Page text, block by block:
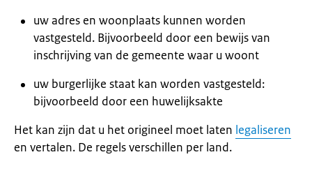
uw adres en woonplaats kunnen worden
vastgesteld. Bijvoorbeeld door een bewijs van
inschrijving van de gemeente waar u woont
uw burgerlijke staat kan worden vastgesteld:
bijvoorbeeld door een huwelijksakte
Het kan zijn dat u het origineel moet laten legaliseren
en vertalen. De regels verschillen per land.